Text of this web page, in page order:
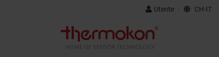
Utente CH-IT